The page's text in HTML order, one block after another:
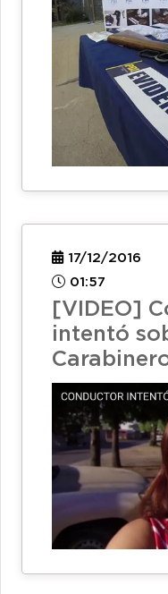
17/12/2016
01:57
[VIDEO]
intentó